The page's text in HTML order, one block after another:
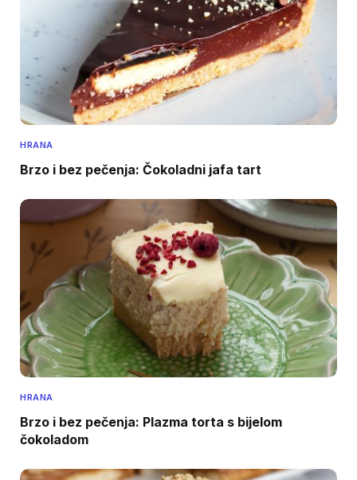
HRANA
Brzo i bez pečenja: Čokoladni jafa tart
HRANA
Brzo i bez pečenja: Plazma torta s bijelom
čokoladom